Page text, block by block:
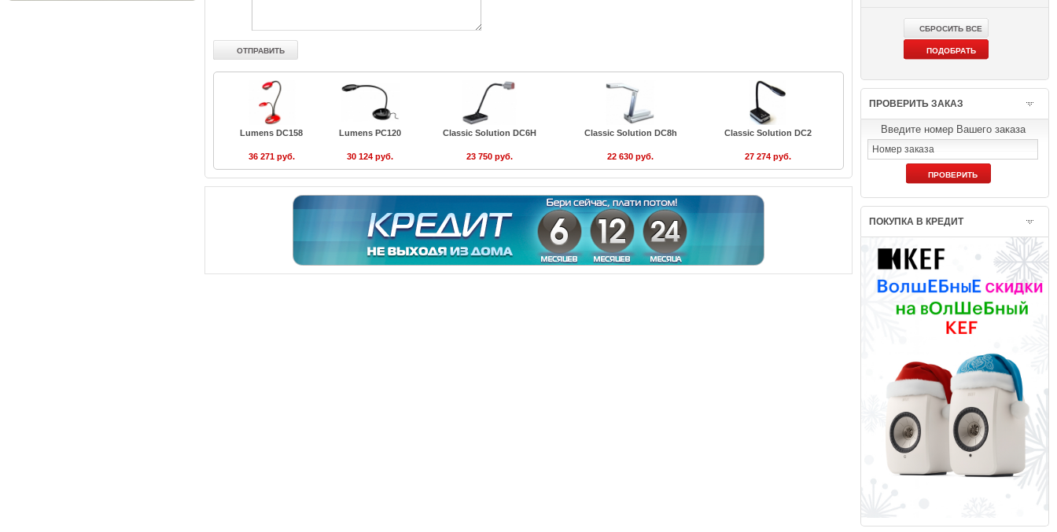
Lumens DC158
36 271 руб.
Lumens PC120
30 124 руб.
Classic Solution DC6H
23 750 руб.
Classic Solution DC8h
22 630 руб.
Classic Solution DC2
27 274 руб.
ПРОВЕРИТЬ ЗАКАЗ
Введите номер Вашего заказа
ПОКУПКА В КРЕДИТ